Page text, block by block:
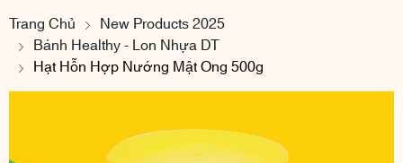
Trang Chủ
New Products 2025
Bánh Healthy - Lon Nhựa DT
Hạt Hỗn Hợp Nướng Mật Ong 500g